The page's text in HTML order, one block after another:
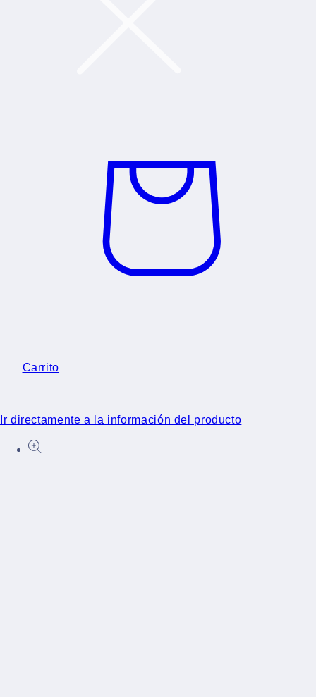
Carrito
Ir directamente a la información del producto